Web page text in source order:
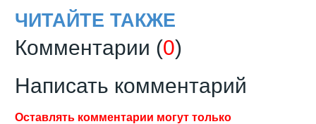
ЧИТАЙТЕ ТАКЖЕ
Комментарии (0)
Написать комментарий